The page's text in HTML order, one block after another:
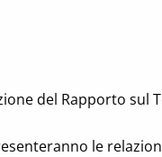
del Rapporto sul
le